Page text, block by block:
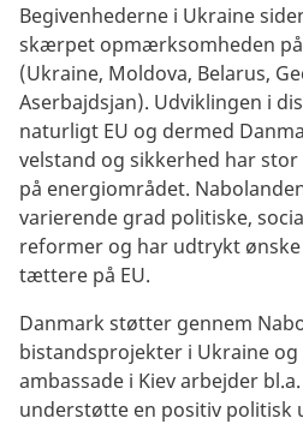
Begivenhederne i Ukraine
skærpet opmærksomheden på
(Ukraine, Moldova, Belarus,
Aserbajdsjan). Udviklingen i
naturligt EU og dermed
velstand og sikkerhed har
på energiområdet.
varierende grad politiske,
reformer og har udtrykt
tættere på EU.
Danmark støtter gennem
bistandsprojekter i Ukraine
ambassade i Kiev arbejder
understøtte en positiv politisk